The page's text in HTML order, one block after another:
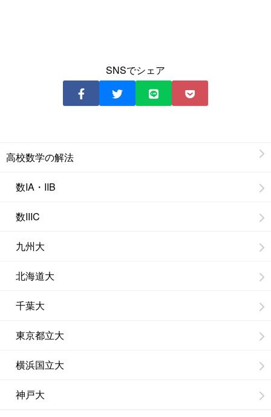
SNSでシェア
高校数学の解法
数IA・IIB
数IIIC
九州大
北海道大
千葉大
東京都立大
横浜国立大
神戸大